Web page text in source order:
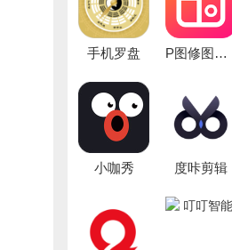
手机罗盘 P图修图大师
小咖秀 度咔剪辑